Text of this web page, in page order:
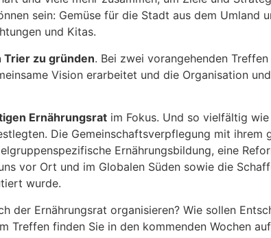
sein: Gemüse für die Stadt aus dem Umland
und Kitas.
Trier zu gründen. Bei zwei vorangehenden
Vision erarbeitet und die Organisation
Ernährungsrat im Fokus. Und so vielfältig
Die Gemeinschaftsverpflegung mit
Ernährungsbildung, eine
vor Ort und im Globalen Süden sowie die
wurde.
der Ernährungsrat organisieren? Wie sollen
Treffen finden Sie in den kommenden Wochen